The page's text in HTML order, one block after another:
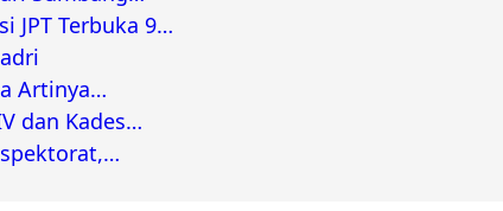
JPT Terbuka 9…
Artinya…
dan Kades…